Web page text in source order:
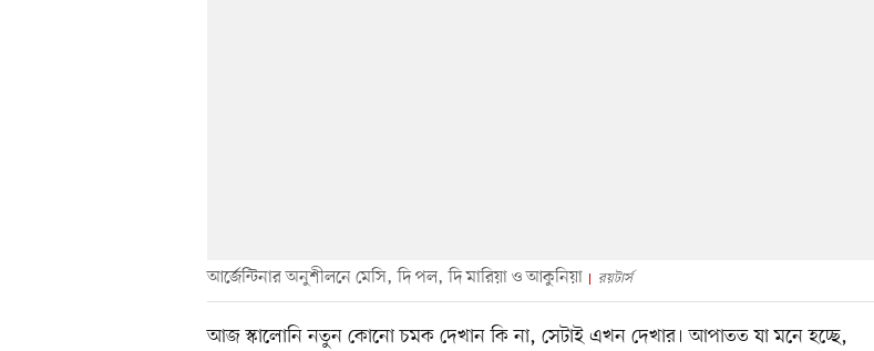
আর্জেন্টিনার অনুশীলনে মেসি, দি পল, দি মারিয়া ও আকুনিয়া রয়টার্স
আজ স্কালোনি নতুন কোনো চমক দেখান কি না, সেটাই এখন দেখার। আপাতত যা মনে হচ্ছে,